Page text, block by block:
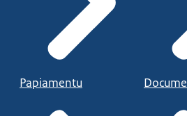
Papiamentu